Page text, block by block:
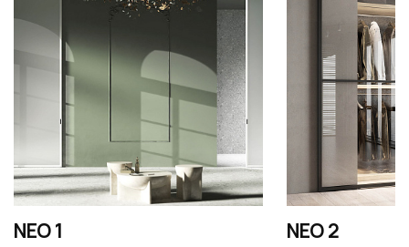
NEO 1 NEO 2